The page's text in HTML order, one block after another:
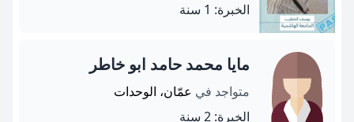
الخبرة: 1 سنة
مايا محمد حامد ابو خاطر
متواجد في عمّان، الوحدات
الخبرة: 2 سنة